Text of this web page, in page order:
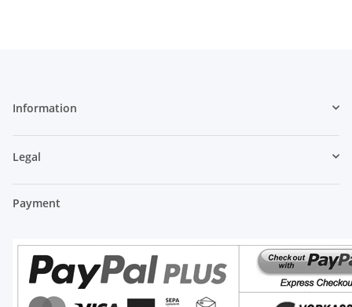
Information
Legal
Payment